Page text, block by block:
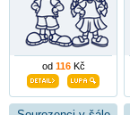
od 116Kč